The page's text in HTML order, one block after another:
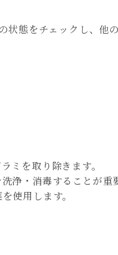
状態をチェックし、他
ミを取り除きます。
浄・消毒することが重
使用します。